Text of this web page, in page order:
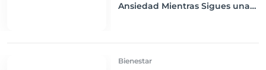
Ansiedad Mientras Sigues una
Bienestar